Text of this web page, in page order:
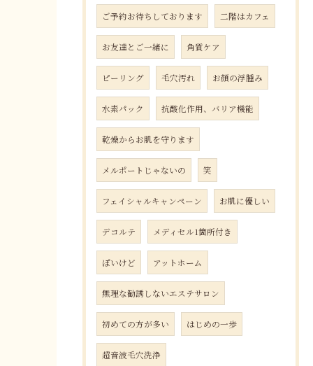
ご予約お待ちしております 二階はカフェ
お友達とご一緒に 角質ケア
ピーリング 毛穴汚れ お顔の浮腫み
水素パック 抗酸化作用、バリア機能
乾燥からお肌を守ります
メルポートじゃないの 笑
フェイシャルキャンペーン お肌に優しい
デコルテ メディセル1箇所付き
ぽいけど アットホーム
無理な勧誘しないエステサロン
初めての方が多い はじめの一歩
超音波毛穴洗浄